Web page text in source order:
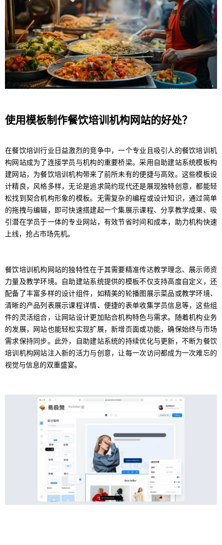
使用模板制作餐饮培训机构网站的好处？
在餐饮培训行业日益激烈的竞争中，一个专业且吸引人的餐饮培训机
构网站成为了连接学员与机构的重要桥梁。采用自助建站系统模板构
建网站，为餐饮培训机构带来了前所未有的便捷与高效。这些模板设
计精良，风格多样，无论是追求简约现代还是展现独特创意，都能轻
松找到契合机构形象的模板。无需复杂的编程或设计知识，通过简单
的拖拽与编辑，即可快速搭建起一个集展示课程、分享教学成果、吸
引潜在学员于一体的专业网站，有效节省时间和成本，助力机构快速
上线，抢占市场先机。
餐饮培训机构网站的独特性在于其需要精准传达教学理念、展示师资
力量及教学环境。自助建站系统提供的模板不仅支持高度自定义，还
配备了丰富多样的设计组件，如精美的轮播图展示菜品或教学环境、
清晰的产品列表展示课程详情、便捷的表单收集学员信息等，这些组
件的灵活组合，让网站设计更加贴合机构特色与需求。随着机构业务
的发展，网站也能轻松实现扩展，新增页面或功能，确保始终与市场
需求保持同步。此外，自助建站系统的持续优化与更新，不断为餐饮
培训机构网站注入新的活力与创意，让每一次访问都成为一次难忘的
视觉与信息的双重盛宴。